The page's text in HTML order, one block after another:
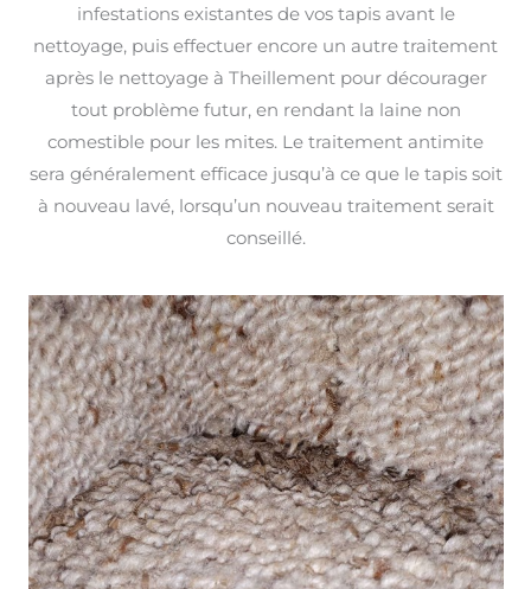
infestations existantes de vos tapis avant le
nettoyage, puis effectuer encore un autre traitement
après le nettoyage à Theillement pour décourager
tout problème futur, en rendant la laine non
comestible pour les mites. Le traitement antimite
sera généralement efficace jusqu’à ce que le tapis soit
à nouveau lavé, lorsqu’un nouveau traitement serait
conseillé.